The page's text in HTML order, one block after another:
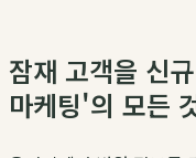
잠재 고객을 신
마케팅'의 모든